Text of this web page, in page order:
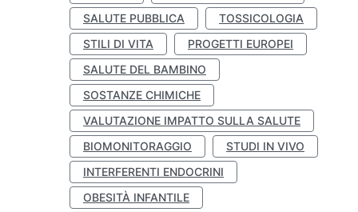
SALUTE PUBBLICA
TOSSICOLOGIA
STILI DI VITA
PROGETTI EUROPEI
SALUTE DEL BAMBINO
SOSTANZE CHIMICHE
VALUTAZIONE IMPATTO SULLA SALUTE
BIOMONITORAGGIO
STUDI IN VIVO
INTERFERENTI ENDOCRINI
OBESITÀ INFANTILE